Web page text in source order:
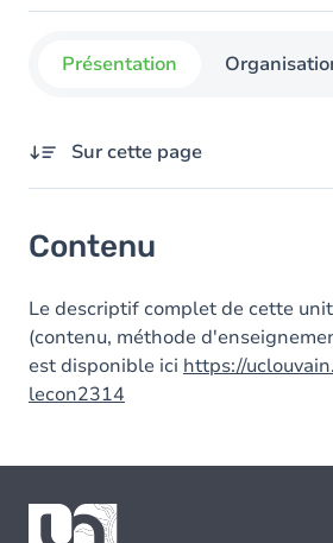
Présentation
Sur cette page
Contenu
Le descriptif complet de cette
(contenu, méthode
est disponible ici https://
lecon2314